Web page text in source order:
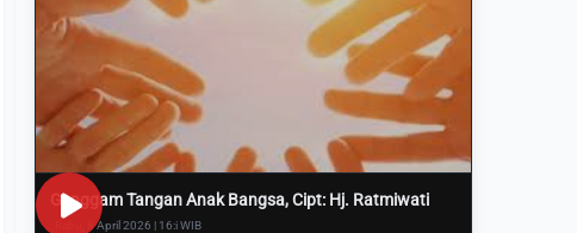
Genggam Tangan Anak Bangsa, Cipt: Hj. Ratmiwati
Rabu, 8 April 2026 | 16:i WIB